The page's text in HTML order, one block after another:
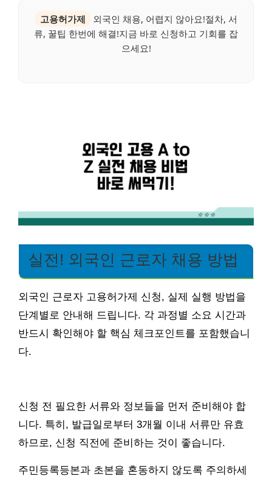
고용허가제
외국인 채용, 어렵지 않아요!절차, 서
류, 꿀팁 한번에 해결!지금 바로 신청하고 기회를 잡
으세요!
실전! 외국인 근로자 채용 방법
외국인 근로자 고용허가제 신청, 실제 실행 방법을
단계별로 안내해 드립니다. 각 과정별 소요 시간과
반드시 확인해야 할 핵심 체크포인트를 포함했습니
다.
신청 전 필요한 서류와 정보들을 먼저 준비해야 합
니다. 특히, 발급일로부터 3개월 이내 서류만 유효
하므로, 신청 직전에 준비하는 것이 좋습니다.
주민등록등본과 초본을 혼동하지 않도록 주의하세